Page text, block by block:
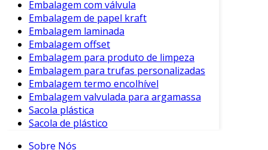
Embalagem com válvula
Embalagem de papel kraft
Embalagem laminada
Embalagem offset
Embalagem para produto de limpeza
Embalagem para trufas personalizadas
Embalagem termo encolhível
Embalagem valvulada para argamassa
Sacola plástica
Sacola de plástico
Sobre Nós